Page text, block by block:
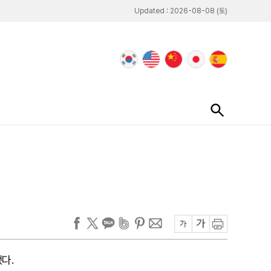
Updated : 2026-08-08 (토)
.